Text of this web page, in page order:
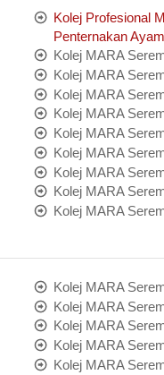
Kolej Profesional
Penternakan
Kolej MARA
Kolej MARA
Kolej MARA
Kolej MARA
Kolej MARA
Kolej MARA
Kolej MARA
Kolej MARA
Kolej MARA
Kolej MARA
Kolej MARA
Kolej MARA
Kolej MARA
Kolej MARA